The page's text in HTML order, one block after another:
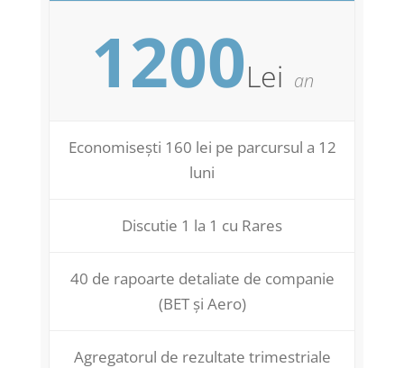
1200Lei an
Economisești 160 lei pe parcursul a 12
luni
Discutie 1 la 1 cu Rares
40 de rapoarte detaliate de companie
(BET și Aero)
Agregatorul de rezultate trimestriale